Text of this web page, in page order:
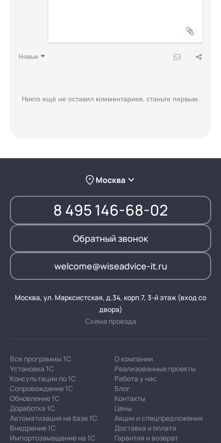
Новые
Никто ещё не оставил комментариев, станьте первым.
Москва
8 495 146-68-02
Обратный звонок
welcome@wiseadvice-it.ru
Москва, ул. Марксистская, д.34, корп.7, 3-й этаж (вход со
двора)
Схема проезда
Все программы 1С
Установка 1С
Консультации по 1С
Сопровождение 1С
Обновление 1С
Доработка 1С
Автоматизация на базе 1С
Внедрение 1С
Импортозамещение на 1С
О компании
Реализованные проекты
Работа у нас
Блог
Контакты
Цены
Акции и спецпредложения
Доставка и оплата
Гарантия и возврат